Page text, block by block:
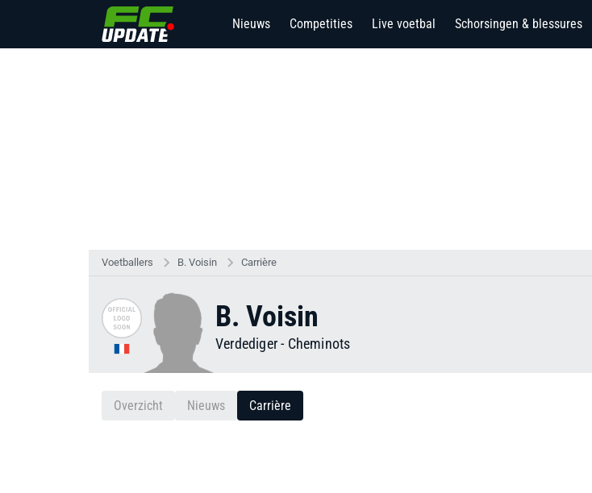
Nieuws Competities Live voetbal Schorsingen & blessures
Voetballers B. Voisin Carrière
B. Voisin
Verdediger- Cheminots
Overzicht Nieuws Carrière